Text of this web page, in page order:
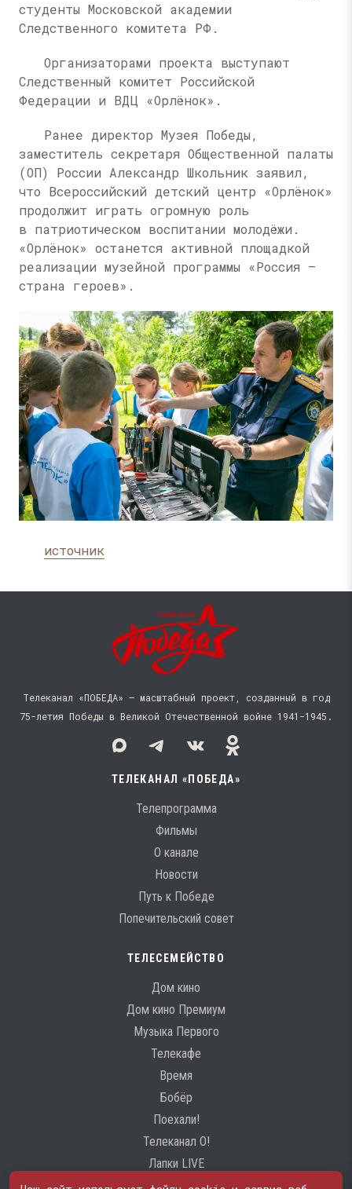
студенты Московской академии
Следственного комитета РФ.
Организаторами проекта выступают
Следственный комитет Российской
Федерации и ВДЦ «Орлёнок».
Ранее директор Музея Победы,
заместитель секретаря Общественной палаты
(ОП) России Александр Школьник заявил,
что Всероссийский детский центр «Орлёнок»
продолжит играть огромную роль
в патриотическом воспитании молодёжи.
«Орлёнок» останется активной площадкой
реализации музейной программы «Россия —
страна героев».
источник
Телеканал «ПОБЕДА» — масштабный проект, созданный в год
75-летия Победы в Великой Отечественной войне 1941−1945.
ТЕЛЕКАНАЛ «ПОБЕДА»
Телепрограмма
Фильмы
О канале
Новости
Путь к Победе
Попечительский совет
ТЕЛЕСЕМЕЙСТВО
Дом кино
Дом кино Премиум
Музыка Первого
Телекафе
Время
Бобёр
Поехали!
Телеканал О!
Лапки LIVE